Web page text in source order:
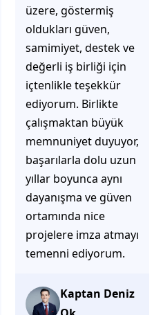
çözüm üretmeye
odaklı olduğunu
hemen fark
ediyorsunuz.
İhtiyaçlarınıza hızlı ve
doğru çözümler
sunmaya çalışıyorlar.
Müşteri
memnuniyetini ön
planda tutan
yaklaşımları, ilgili
iletişimleri ve
güvenilir hizmet
anlayışları sayesinde
başarılı bir ekip
olduklarını